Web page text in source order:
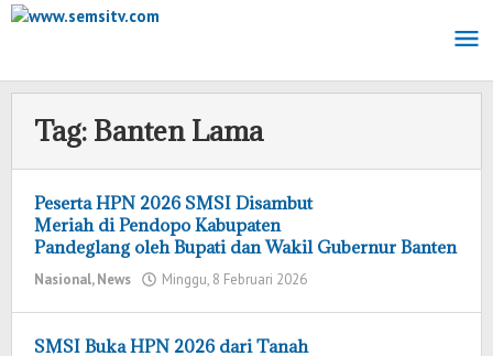
Lewati
Tag: Banten Lama
Peserta HPN 2026 SMSI Disambut
Meriah di Pendopo Kabupaten
Pandeglang oleh Bupati dan Wakil Gubernur Banten
Nasional,News Minggu, 8 Februari 2026
SMSI Buka HPN 2026 dari Tanah